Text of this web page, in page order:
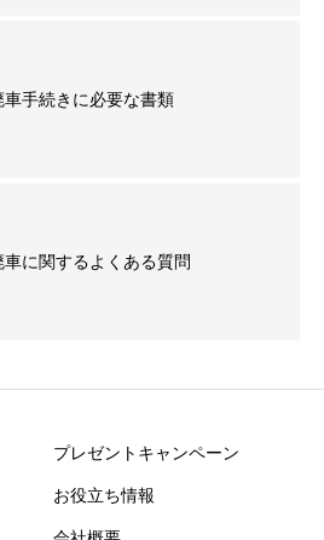
車手続きに必要な書類
車に関するよくある質問
プレゼントキャンペーン
お役立ち情報